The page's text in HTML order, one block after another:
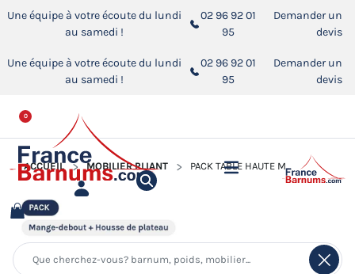
Une équipe à votre écoute du lundi
au samedi !
02 96 92 01
95
Demander un
devis
Une équipe à votre écoute du lundi
au samedi !
02 96 92 01
95
Demander un
devis
0
ACCUEIL MOBILIER PLIANT PACK TABLE HAUTE MANGE-DEBOUT PLIANT + HOUSSE DE PLATEAU